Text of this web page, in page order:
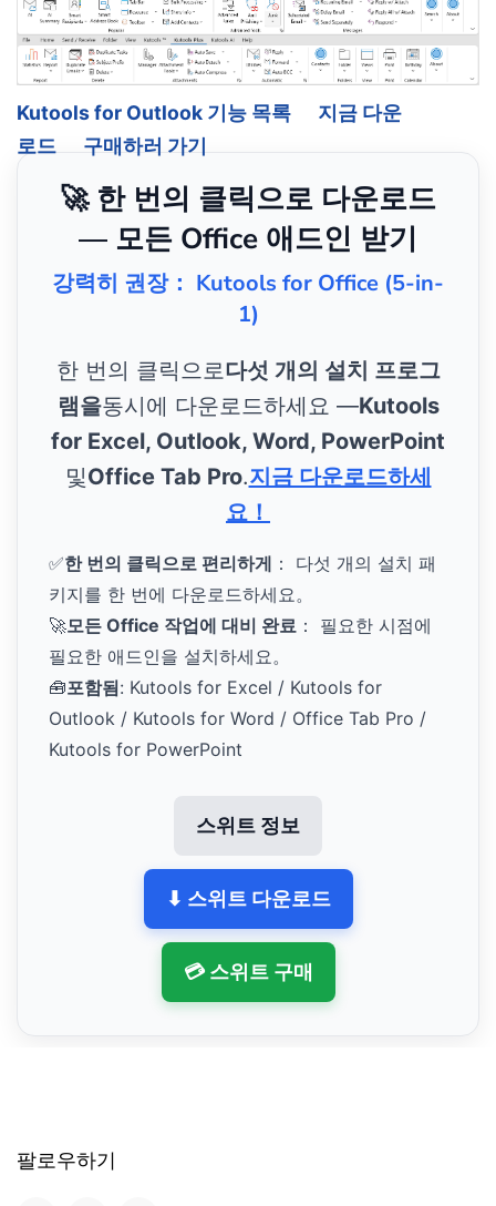
Kutools for Outlook 기능 목록
지금 다운
로드
구매하러 가기
🚀 한 번의 클릭으로 다운로드
— 모든 Office 애드인 받기
강력히 권장： Kutools for Office (5-in-
1)
한 번의 클릭으로다섯 개의 설치 프로그
램을동시에 다운로드하세요 —Kutools
for Excel, Outlook, Word, PowerPoint
및Office Tab Pro.지금 다운로드하세
요！
✅한 번의 클릭으로 편리하게 ： 다섯 개의 설치 패
키지를 한 번에 다운로드하세요。
🚀모든 Office 작업에 대비 완료 ： 필요한 시점에
필요한 애드인을 설치하세요。
🧰포함됨: Kutools for Excel / Kutools for
Outlook / Kutools for Word / Office Tab Pro /
Kutools for PowerPoint
스위트 정보
⬇ 스위트 다운로드
💳 스위트 구매
팔로우하기